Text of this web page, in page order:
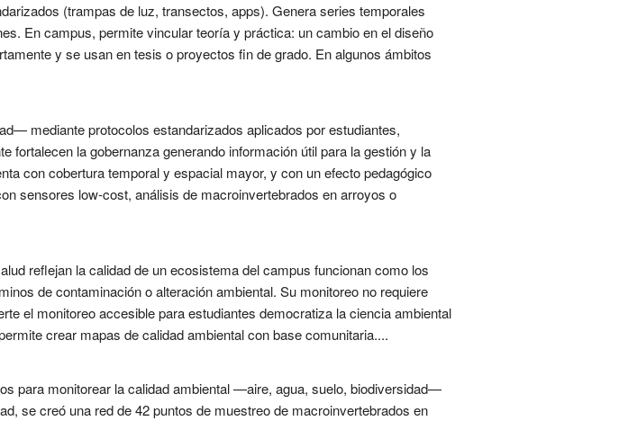
(trampas de luz, transectos, apps). Genera series temporales
En campus, permite vincular teoría y práctica: un cambio en el diseño
y se usan en tesis o proyectos fin de grado. En algunos ámbitos
mediante protocolos estandarizados aplicados por estudiantes,
la gobernanza generando información útil para la gestión y la
con cobertura temporal y espacial mayor, y con un efecto pedagógico
sensores low-cost, análisis de macroinvertebrados en arroyos o
reflejan la calidad de un ecosistema del campus funcionan como los
de contaminación o alteración ambiental. Su monitoreo no requiere
el monitoreo accesible para estudiantes democratiza la ciencia ambiental
crear mapas de calidad ambiental con base comunitaria....
para monitorear la calidad ambiental —aire, agua, suelo, biodiversidad—
se creó una red de 42 puntos de muestreo de macroinvertebrados en